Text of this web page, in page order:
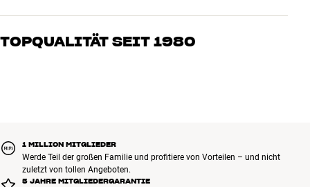
Unsere Mitarbeiter sind echte Enthusiasten, die unsere Produkte
oder Heimkino. Erzähle uns, wovon Du träumst, und wir finden
TOPQUALITÄT SEIT 1980
1 MILLION MITGLIEDER
Werde Teil der großen Familie und profitiere von Vorteilen – und nicht
zuletzt von tollen Angeboten.
5 JAHRE MITGLIEDERGARANTIE